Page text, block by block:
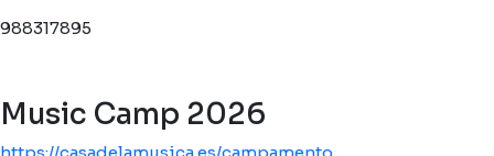
988317895
Music Camp 2026